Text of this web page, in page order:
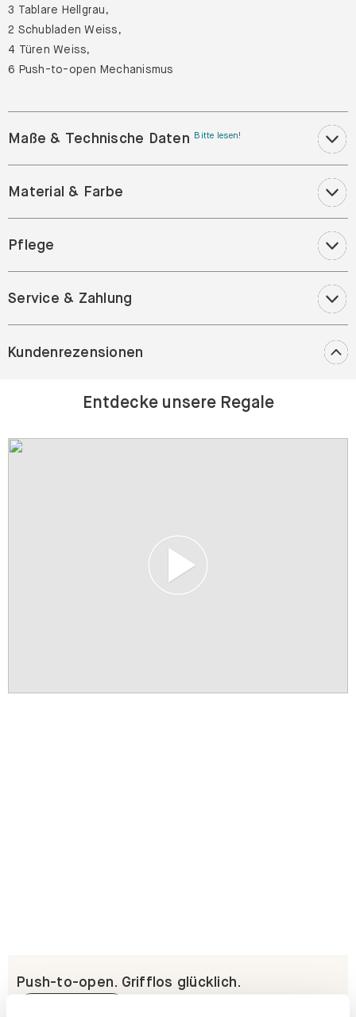
3 Tablare Hellgrau,
2 Schubladen Weiss,
4 Türen Weiss,
6 Push-to-open Mechanismus
Maße & Technische Daten Bitte lesen!
Material & Farbe
Pflege
Service & Zahlung
Kundenrezensionen
Entdecke unsere Regale
Push-to-open. Grifflos glücklich.